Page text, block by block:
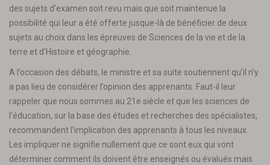
des sujets d’examen soit revu mais que soit maintenue la
possibilité qui leur a été offerte jusque-là de bénéficier de deux
sujets au choix dans les épreuves de Sciences de la vie et de la
terre et d’Histoire et géographie.
A l’occasion des débats, le ministre et sa suite soutiennent qu’il n’y
a pas lieu de considérer l’opinion des apprenants. Faut-il leur
rappeler que nous sommes au 21e siècle et que les sciences de
l’éducation, sur la base des études et recherches des spécialistes,
recommandent l’implication des apprenants à tous les niveaux.
Les impliquer ne signifie nullement que ce sont eux qui vont
déterminer comment ils doivent être enseignés ou évalués mais